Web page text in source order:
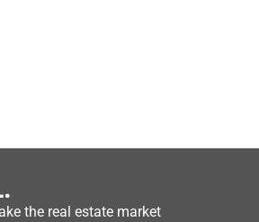
the real estate market